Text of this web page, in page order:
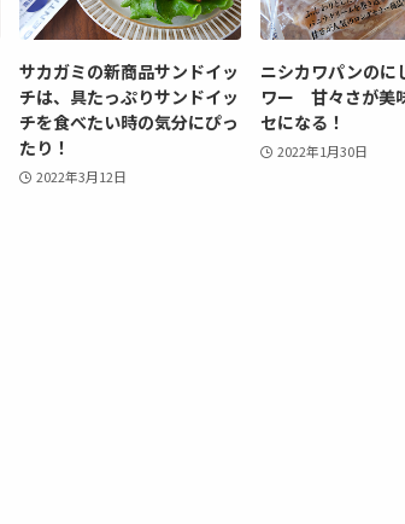
サカガミの新商品サンドイッ
チは、具たっぷりサンドイッ
チを食べたい時の気分にぴっ
たり！
2022年3月12日
ニシカワパンのに
ワー 甘々さが美
セになる！
2022年1月30日